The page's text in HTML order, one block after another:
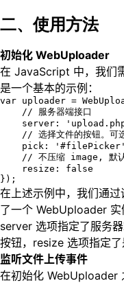
二、使用方法
初始化 WebUploader
在 JavaScript 中，我们
是一个基本的示例：
var uploader =
// 服务器端接口
server:
// 选择文件的按钮。可
pick:
// 不压缩 image, 默认如
resize: false
});
在上述示例中，我们通
了一个 WebUploader 实
server 选项指定了服务
按钮，resize 选项指定了
监听文件上传事件
在初始化 WebUploader